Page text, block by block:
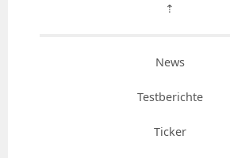
⇡
News
Testberichte
Ticker